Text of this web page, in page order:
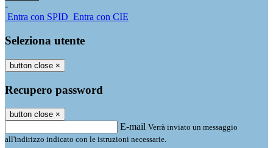
-
Entra con SPID Entra con CIE
Seleziona utente
button close ×
Recupero password
button close ×
E-mail Verrà inviato un messaggio
all'indirizzo indicato con le istruzioni necessarie.